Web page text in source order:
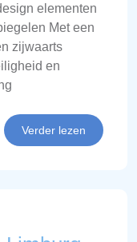
elementen
Met een
zijwaarts
en
Verder lezen